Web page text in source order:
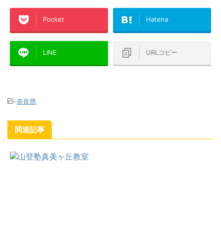
Pocket Hatena
LINE URLコピー
-奈良県
関連記事